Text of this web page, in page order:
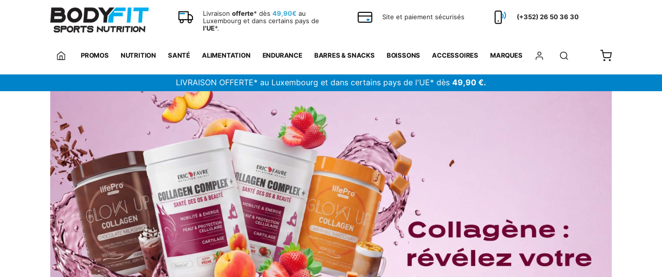
Panneau de gestion des cookies
Livraison offerte* dès 49,90€ au
Luxembourg et dans certains pays de
l'UE*.
Site et paiement sécurisés (+352) 26 50 36 30
PROMOS NUTRITION SANTÉ ALIMENTATION ENDURANCE BARRES & SNACKS BOISSONS ACCESSOIRES MARQUES
LIVRAISON OFFERTE* au Luxembourg et dans certains pays de l'UE* dès 49,90 €.